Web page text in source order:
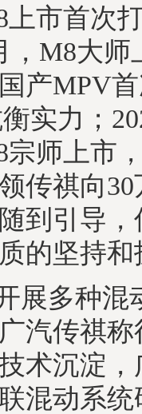
上市首次
，M8大
产MPV
实力；
师上市
传祺向
到引导
的坚持
展多种混
汽传祺
术沉淀
混动系